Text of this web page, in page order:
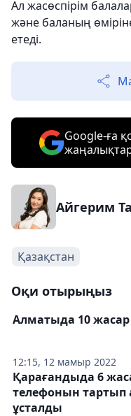
Ал жасөспірім
және баланың
етеді.
Google-ға
Айгерим
Қазақстан
Оқи отырыңыз
12:15, 12 мамыр 2022
Алматыда 10
Қарағандыда 6
телефонын тартып
ұсталды